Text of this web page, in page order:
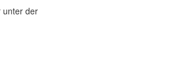
unter der